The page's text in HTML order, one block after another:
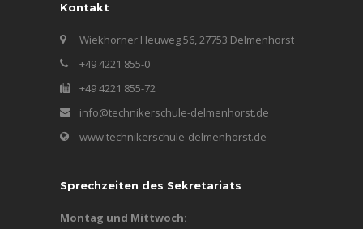
Kontakt
Wiekhorner Heuweg 56, 27753 Delmenhorst
+49 4221 855-0
+49 4221 855-72
info@technikerschule-delmenhorst.de
www.technikerschule-delmenhorst.de
Sprechzeiten des Sekretariats
Montag und Mittwoch: